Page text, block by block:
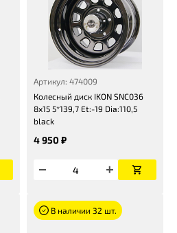
Артикул: 474009
Колесный диск IKON SNC036
8x15 5*139,7 Et:-19 Dia:110,5
black
4 950 ₽
В наличии 32 шт.